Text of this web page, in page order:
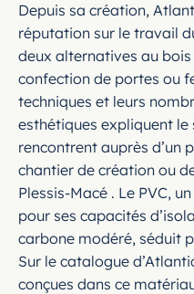
Depuis sa création,
réputation sur le travail
deux alternatives au
confection de portes ou
techniques et leurs
esthétiques expliquent le
rencontrent auprès d’un
chantier de création ou
Plessis-Macé . Le PVC,
pour ses capacités
carbone modéré, séduit
Sur le catalogue
conçues dans ce